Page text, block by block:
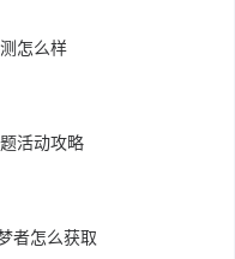
怎么样
活动攻略
者怎么获取